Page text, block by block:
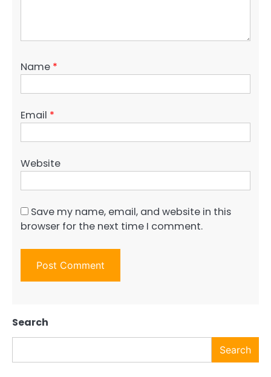
Name *
Email *
Website
Save my name, email, and website in this
browser for the next time I comment.
Search
Search